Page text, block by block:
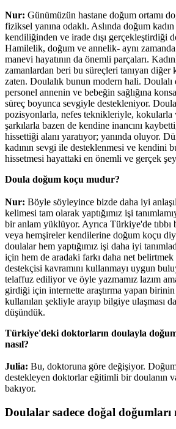
Nur: Günümüzün hastane doğum ortamı
fiziksel yanına odaklı. Aslında doğum
kendiliğinden ve irade dışı gerçekleştirdiği
Hamilelik, doğum ve annelik- aynı zamanda
manevi hayatının da önemli parçaları.
zamanlardan beri bu süreçleri tanıyan diğer
zaten. Doulalık bunun modern hali. Doulalı
personel annenin ve bebeğin sağlığına
süreç boyunca sevgiyle destekleniyor.
pozisyonlarla, nefes teknikleriyle, kokularla
şarkılarla bazen de kendine inancını
hissettiği alanı yaratıyor; yanında oluyor.
kadının sevgi ile desteklenmesi ve kendini
hissetmesi hayattaki en önemli ve gerçek
Doula doğum koçu mudur?
Nur: Böyle söyleyince bizde daha iyi
kelimesi tam olarak yaptığımız işi
bir anlam yüklüyor. Ayrıca Türkiye'de tıbbı
veya hemşireler kendilerine doğum koçu
doulalar hem yaptığımız işi daha iyi
için hem de aradaki farkı daha net
destekçisi kavramını kullanmayı uygun
telaffuz ediliyor ve öyle yazmamız lazım
girdiği için internette araştırma yapan
kullanılan şekliyle arayıp bilgiye ulaşması
düşündük.
Türkiye'deki doktorların doulayla
nasıl?
Julia: Bu, doktoruna göre değişiyor.
destekleyen doktorlar eğitimli bir doulanın
bakıyor.
Doulalar sadece doğal doğumları